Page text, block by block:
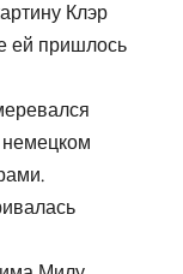
Клэр
ей пришлось